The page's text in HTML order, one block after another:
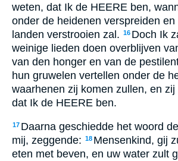
weten, dat Ik de HEERE ben,
onder de heidenen verspreiden en
landen verstrooien zal. 16 Doch Ik
weinige lieden doen overblijven
van den honger en van de
hun gruwelen vertellen onder de
waarhenen zij komen zullen, en
dat Ik de HEERE ben.
17 Daarna geschiedde het woord
mij, zeggende: 18 Mensenkind, gij
eten met beven, en uw water zult